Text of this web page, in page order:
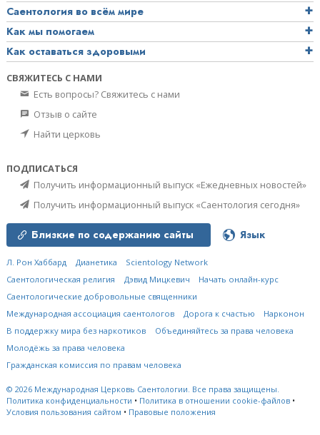
Саентология во всём мире
Как мы помогаем
Как оставаться здоровыми
СВЯЖИТЕСЬ С НАМИ
Есть вопросы? Свяжитесь с нами
Отзыв о сайте
Найти церковь
ПОДПИСАТЬСЯ
Получить информационный выпуск «Ежедневных новостей»
Получить информационный выпуск «Саентология сегодня»
Близкие по содержанию сайты Язык
Л. Рон Хаббард Дианетика
Scientology Network
Саентологическая религия
Дэвид Мицкевич
Начать онлайн-курс
Саентологические добровольные священники
Международная ассоциация саентологов
Дорога к счастью
Нарконон
В поддержку мира без наркотиков
Объединяйтесь за права человека
Молодёжь за права человека
Гражданская комиссия по правам человека
© 2026 Международная Церковь Саентологии. Все права защищены.
Политика конфиденциальности • Политика в отношении cookie-файлов •
Условия пользования сайтом • Правовые положения